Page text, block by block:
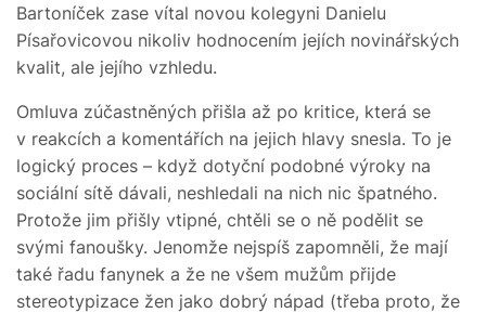
Bartoníček zase vítal novou kolegyni Danielu
Písařovicovou nikoliv hodnocením jejích novinářských
kvalit, ale jejího vzhledu.
Omluva zúčastněných přišla až po kritice, která se
v reakcích a komentářích na jejich hlavy snesla. To je
logický proces – když dotyční podobné výroky na
sociální sítě dávali, neshledali na nich nic špatného.
Protože jim přišly vtipné, chtěli se o ně podělit se
svými fanoušky. Jenomže nejspíš zapomněli, že mají
také řadu fanynek a že ne všem mužům přijde
stereotypizace žen jako dobrý nápad (třeba proto, že